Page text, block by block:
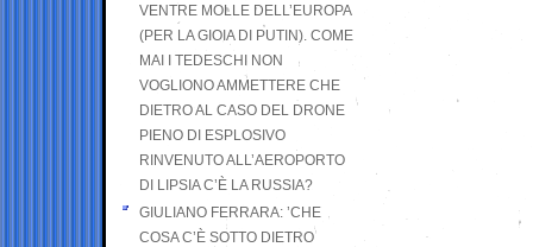
VENTRE MOLLE DELL’EUROPA
(PER LA GIOIA DI PUTIN). COME
MAI I TEDESCHI NON
VOGLIONO AMMETTERE CHE
DIETRO AL CASO DEL DRONE
PIENO DI ESPLOSIVO
RINVENUTO ALL’AEROPORTO
DI LIPSIA C’È LA RUSSIA?
GIULIANO FERRARA: ’CHE
COSA C’È SOTTO DIETRO